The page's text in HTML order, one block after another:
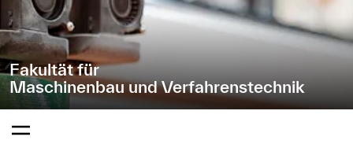
Fakultät für
Maschinenbau und Verfahrenstechnik
bestätigen